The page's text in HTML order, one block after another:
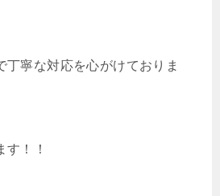
丁寧な対応を心がけておりま
す！！